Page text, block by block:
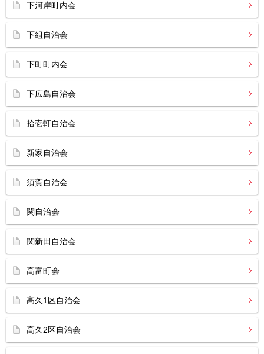
下河岸町内会
下組自治会
下町町内会
下広島自治会
拾壱軒自治会
新家自治会
須賀自治会
関自治会
関新田自治会
高富町会
高久1区自治会
高久2区自治会